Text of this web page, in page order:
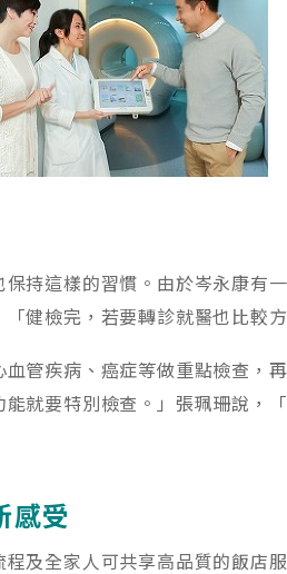
持這樣的習慣。由於岑永康有
健檢完，若要轉診就醫也比較
管疾病、癌症等做重點檢查，
就要特別檢查。」張珮珊說，
感受
及全家人可共享高品質的飯店